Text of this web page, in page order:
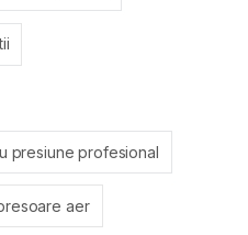
presiune profesional
aer